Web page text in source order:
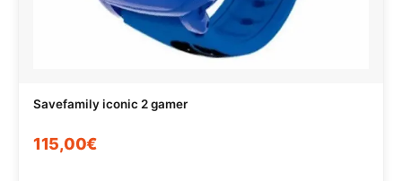
Savefamily iconic 2 gamer
115,00€